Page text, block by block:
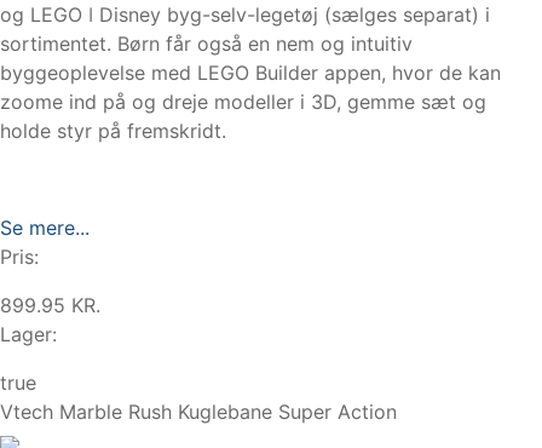
og LEGO ǀ Disney byg-selv-legetøj (sælges separat) i
sortimentet. Børn får også en nem og intuitiv
byggeoplevelse med LEGO Builder appen, hvor de kan
zoome ind på og dreje modeller i 3D, gemme sæt og
holde styr på fremskridt.
Se mere...
Pris:
899.95 KR.
Lager:
true
Vtech Marble Rush Kuglebane Super Action